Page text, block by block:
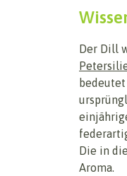
Der Dill
Die in
Aroma.